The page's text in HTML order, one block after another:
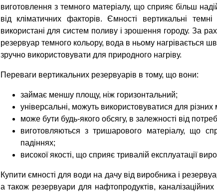
виготовлення з темного матеріалу, що сприяє більш
від кліматичних факторів. Ємності вертикальні
використані для систем поливу і зрошення городу. За
резервуар темного кольору, вода в ньому нагрівається
зручно використовувати для природного нагріву.
Переваги вертикальних резервуарів в тому, що вони:
займає меншу площу, ніж горизонтальний;
універсальні, можуть використовуватися для різних
може бути будь-якого обсягу, в залежності від
виготовляються з тришарового матеріалу, що
падіннях;
високої якості, що сприяє тривалій експлуатації
Купити ємності для води на дачу від виробника і
а також резервуари для нафтопродуктів,